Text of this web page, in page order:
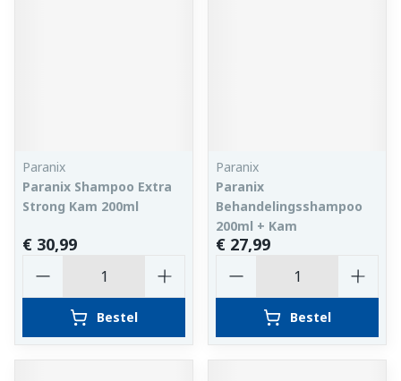
Paranix
Paranix Shampoo Extra
Strong Kam 200ml
€ 30,99
Bestel
Paranix
Paranix
Behandelingsshampoo
200ml + Kam
€ 27,99
Bestel